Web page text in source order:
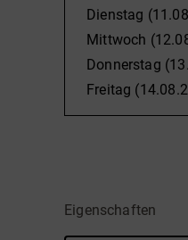
Dienstag
Mittwoch
Donnerstag
Freitag
Eigenschaften